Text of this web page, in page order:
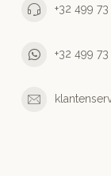
+32 499
+32 499